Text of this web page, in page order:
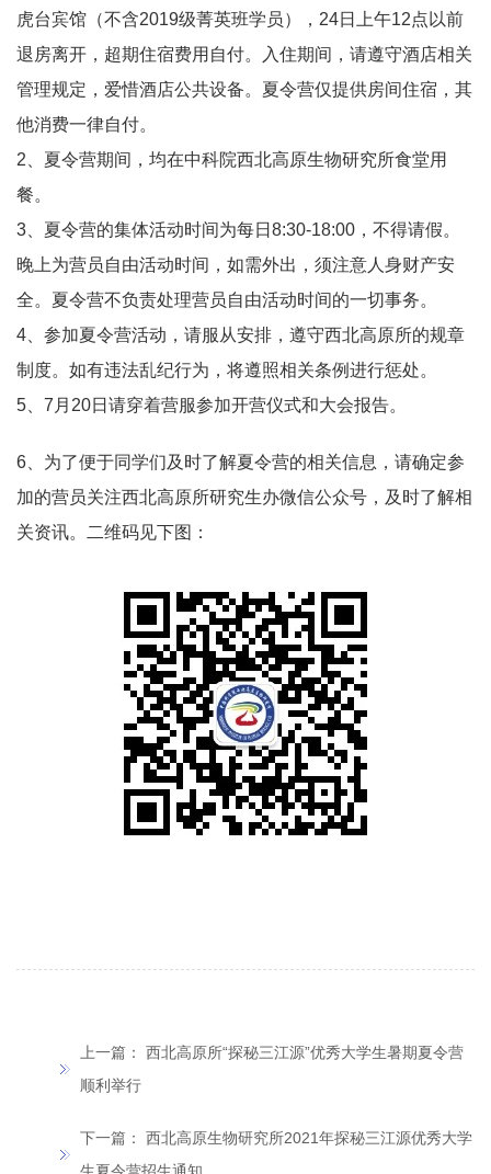
虎台宾馆（不含2019级菁英班学员），24日上午12点以前
退房离开，超期住宿费用自付。入住期间，请遵守酒店相关
管理规定，爱惜酒店公共设备。夏令营仅提供房间住宿，其
他消费一律自付。
2、夏令营期间，均在中科院西北高原生物研究所食堂用
餐。
3、夏令营的集体活动时间为每日8:30-18:00，不得请假。
晚上为营员自由活动时间，如需外出，须注意人身财产安
全。夏令营不负责处理营员自由活动时间的一切事务。
4、参加夏令营活动，请服从安排，遵守西北高原所的规章
制度。如有违法乱纪行为，将遵照相关条例进行惩处。
5、7月20日请穿着营服参加开营仪式和大会报告。
6、为了便于同学们及时了解夏令营的相关信息，请确定参
加的营员关注西北高原所研究生办微信公众号，及时了解相
关资讯。二维码见下图：
上一篇： 西北高原所“探秘三江源”优秀大学生暑期夏令营
顺利举行
下一篇： 西北高原生物研究所2021年探秘三江源优秀大学
生夏令营招生通知